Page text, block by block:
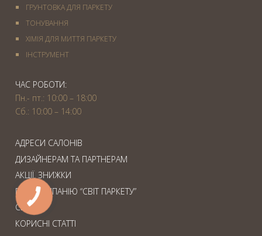
ГРУНТОВКА ДЛЯ ПАРКЕТУ
ТОНУВАННЯ
ХІМІЯ ДЛЯ МИТТЯ ПАРКЕТУ
IНСТРУМЕНТ
ЧАС РОБОТИ:
Пн.- пт.: 10:00 – 18:00
Сб.: 10:00 – 14:00
АДРЕСИ САЛОНІВ
ДИЗАЙНЕРАМ ТА ПАРТНЕРАМ
АКЦІЇ. ЗНИЖКИ
ПРО КОМПАНІЮ “СВІТ ПАРКЕТУ”
СЕРВІС
КОРИСНІ СТАТТІ